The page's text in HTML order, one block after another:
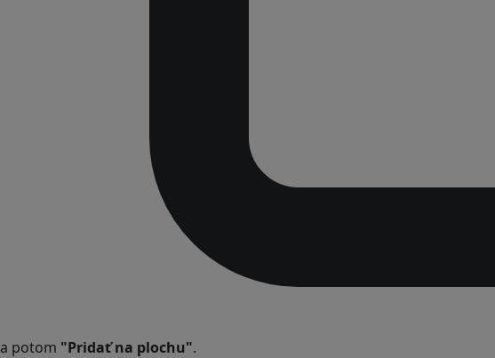
a potom "Pridať na plochu".